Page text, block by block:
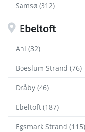
Samsø (312)
Ebeltoft
Ahl (32)
Boeslum Strand (76)
Dråby (46)
Ebeltoft (187)
Egsmark Strand (115)